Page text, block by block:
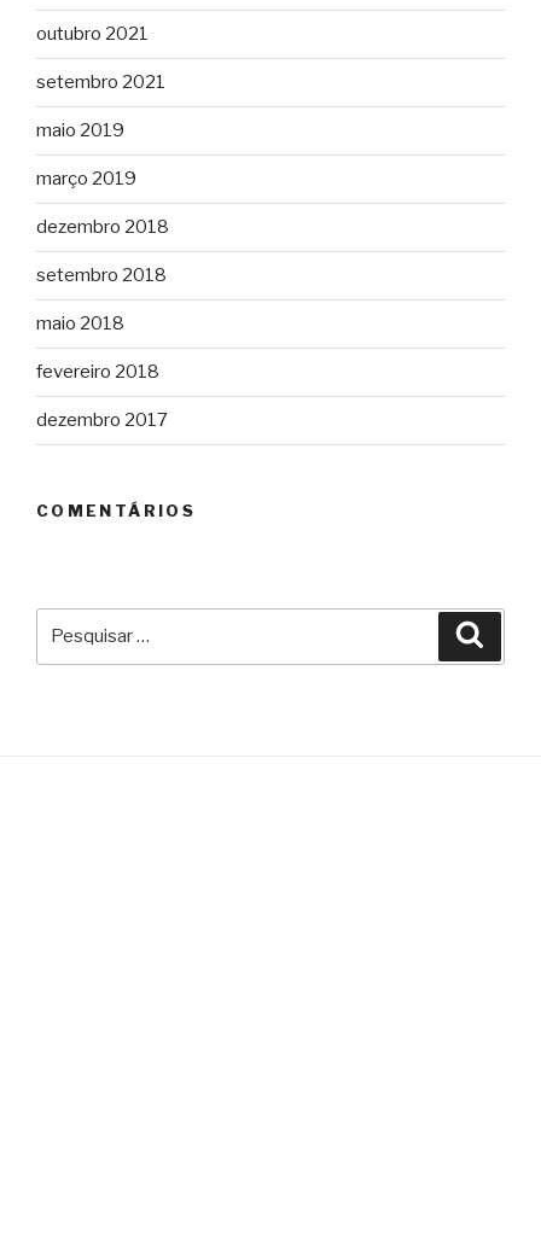
outubro 2021
setembro 2021
maio 2019
março 2019
dezembro 2018
setembro 2018
maio 2018
fevereiro 2018
dezembro 2017
COMENTÁRIOS